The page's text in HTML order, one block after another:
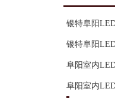
银特阜阳
银特阜阳
阜阳室内
阜阳室内